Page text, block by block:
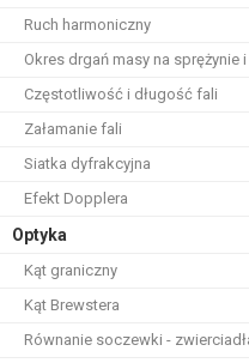
Ruch harmoniczny
Okres drgań masy na sprężynie
Częstotliwość i długość fali
Załamanie fali
Siatka dyfrakcyjna
Efekt Dopplera
Optyka
Kąt graniczny
Kąt Brewstera
Równanie soczewki -